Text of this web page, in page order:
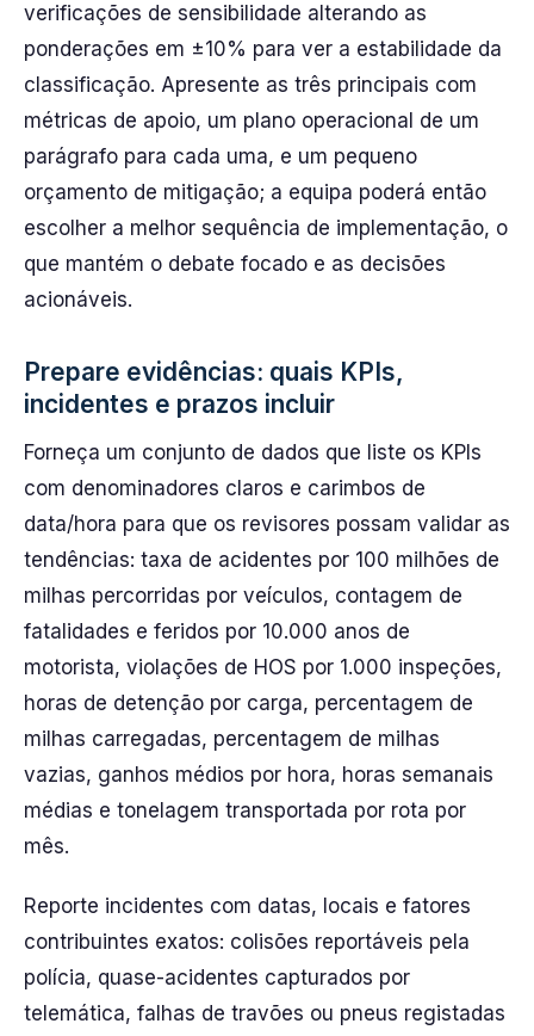
verificações de sensibilidade alterando as
ponderações em ±10% para ver a estabilidade da
classificação. Apresente as três principais com
métricas de apoio, um plano operacional de um
parágrafo para cada uma, e um pequeno
orçamento de mitigação; a equipa poderá então
escolher a melhor sequência de implementação, o
que mantém o debate focado e as decisões
acionáveis.
Prepare evidências: quais KPIs,
incidentes e prazos incluir
Forneça um conjunto de dados que liste os KPIs
com denominadores claros e carimbos de
data/hora para que os revisores possam validar as
tendências: taxa de acidentes por 100 milhões de
milhas percorridas por veículos, contagem de
fatalidades e feridos por 10.000 anos de
motorista, violações de HOS por 1.000 inspeções,
horas de detenção por carga, percentagem de
milhas carregadas, percentagem de milhas
vazias, ganhos médios por hora, horas semanais
médias e tonelagem transportada por rota por
mês.
Reporte incidentes com datas, locais e fatores
contribuintes exatos: colisões reportáveis pela
polícia, quase-acidentes capturados por
telemática, falhas de travões ou pneus registadas